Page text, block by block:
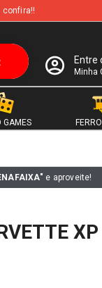
confira!!
Entre
Minha
GAMES
e aproveite!